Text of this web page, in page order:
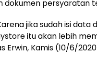
dokumen persyaratan
jika sudah isi data
itu akan lebih
Erwin, Kamis (10/6/